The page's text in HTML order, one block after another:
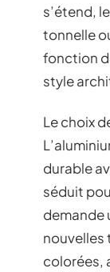
s’étend,
tonnelle
fonction
style
Le choix
durable
séduit
demande
nouvelles
colorées,